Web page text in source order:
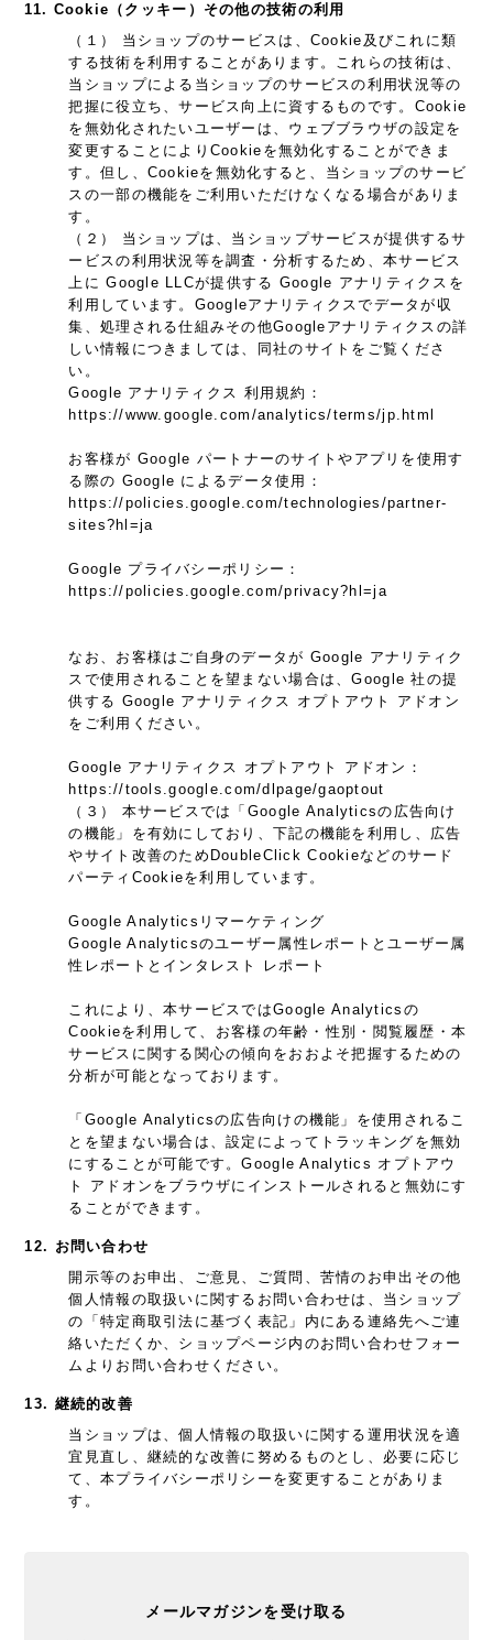
11. Cookie（クッキー）その他の技術の利用
（１） 当ショップのサービスは、Cookie及びこれに類
する技術を利用することがあります。これらの技術は、
当ショップによる当ショップのサービスの利用状況等の
把握に役立ち、サービス向上に資するものです。Cookie
を無効化されたいユーザーは、ウェブブラウザの設定を
変更することによりCookieを無効化することができま
す。但し、Cookieを無効化すると、当ショップのサービ
スの一部の機能をご利用いただけなくなる場合がありま
す。
（２） 当ショップは、当ショップサービスが提供するサ
ービスの利用状況等を調査・分析するため、本サービス
上に Google LLCが提供する Google アナリティクスを
利用しています。Googleアナリティクスでデータが収
集、処理される仕組みその他Googleアナリティクスの詳
しい情報につきましては、同社のサイトをご覧くださ
い。
Google アナリティクス 利用規約：
https://www.google.com/analytics/terms/jp.html
お客様が Google パートナーのサイトやアプリを使用す
る際の Google によるデータ使用：
https://policies.google.com/technologies/partner-
sites?hl=ja
Google プライバシーポリシー：
https://policies.google.com/privacy?hl=ja
なお、お客様はご自身のデータが Google アナリティク
スで使用されることを望まない場合は、Google 社の提
供する Google アナリティクス オプトアウト アドオン
をご利用ください。
Google アナリティクス オプトアウト アドオン：
https://tools.google.com/dlpage/gaoptout
（３） 本サービスでは「Google Analyticsの広告向け
の機能」を有効にしており、下記の機能を利用し、広告
やサイト改善のためDoubleClick Cookieなどのサード
パーティCookieを利用しています。
Google Analyticsリマーケティング
Google Analyticsのユーザー属性レポートとユーザー属
性レポートとインタレスト レポート
これにより、本サービスではGoogle Analyticsの
Cookieを利用して、お客様の年齢・性別・閲覧履歴・本
サービスに関する関心の傾向をおおよそ把握するための
分析が可能となっております。
「Google Analyticsの広告向けの機能」を使用されるこ
とを望まない場合は、設定によってトラッキングを無効
にすることが可能です。Google Analytics オプトアウ
ト アドオンをブラウザにインストールされると無効にす
ることができます。
12. お問い合わせ
開示等のお申出、ご意見、ご質問、苦情のお申出その他
個人情報の取扱いに関するお問い合わせは、当ショップ
の「特定商取引法に基づく表記」内にある連絡先へご連
絡いただくか、ショップページ内のお問い合わせフォー
ムよりお問い合わせください。
13. 継続的改善
当ショップは、個人情報の取扱いに関する運用状況を適
宜見直し、継続的な改善に努めるものとし、必要に応じ
て、本プライバシーポリシーを変更することがありま
す。
メールマガジンを受け取る